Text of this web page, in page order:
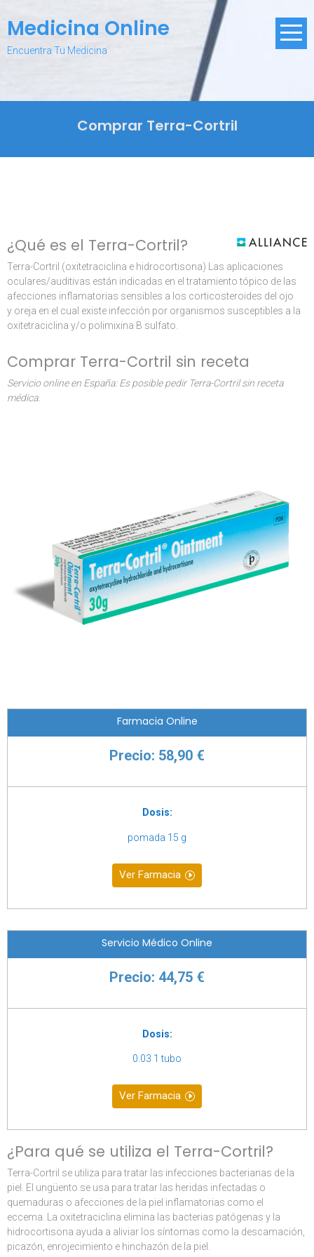
content
Medicina Online
Encuentra Tu Medicina
Comprar Terra-Cortril
¿Qué es el Terra-Cortril?
Terra-Cortril (oxitetraciclina e hidrocortisona) Las aplicaciones
oculares/auditivas están indicadas en el tratamiento tópico de las
afecciones inflamatorias sensibles a los corticosteroides del ojo
y oreja en el cual existe infección por organismos susceptibles a la
oxitetraciclina y/o polimixina B sulfato.
Comprar Terra-Cortril sin receta
Servicio online en España: Es posible pedir Terra-Cortril sin receta
médica.
Farmacia Online
Precio: 58,90 €
Dosis:
pomada 15 g
Ver Farmacia
Servicio Médico Online
Precio: 44,75 €
Dosis:
0.03 1 tubo
Ver Farmacia
¿Para qué se utiliza el Terra-Cortril?
Terra-Cortril se utiliza para tratar las infecciones bacterianas de la
piel. El ungüento se usa para tratar las heridas infectadas o
quemaduras o afecciones de la piel inflamatorias como el
eccema. La oxitetraciclina elimina las bacterias patógenas y la
hidrocortisona ayuda a aliviar los síntomas como la descamación,
picazón, enrojecimiento e hinchazón de la piel.